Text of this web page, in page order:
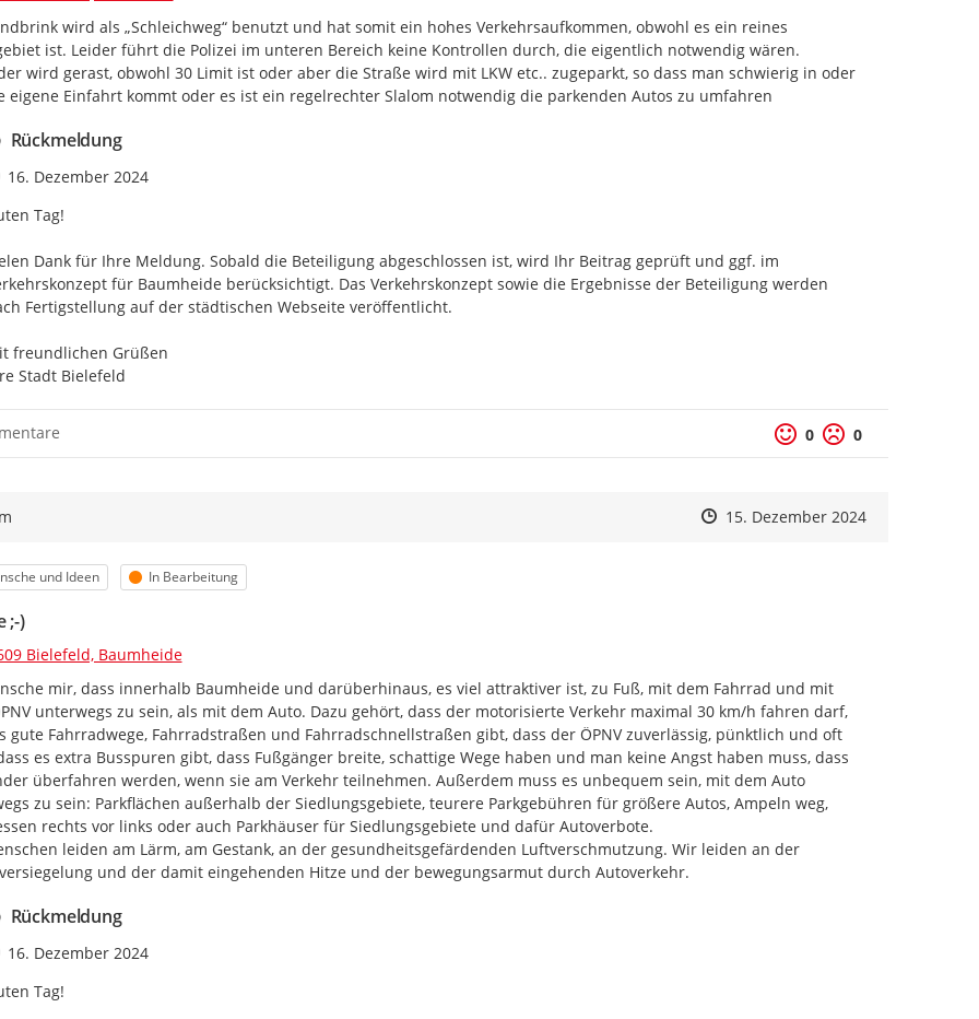
wird als „Schleichweg“ benutzt und hat somit ein hohes Verkehrsaufkommen, obwohl es ein reines
ist. Leider führt die Polizei im unteren Bereich keine Kontrollen durch, die eigentlich notwendig wären.
wird gerast, obwohl 30 Limit ist oder aber die Straße wird mit LKW etc.. zugeparkt, so dass man schwierig in oder
eigene Einfahrt kommt oder es ist ein regelrechter Slalom notwendig die parkenden Autos zu umfahren
Rückmeldung
Zeitpunkt des Erstellens
16. Dezember 2024
Tag!
Dank für Ihre Meldung. Sobald die Beteiligung abgeschlossen ist, wird Ihr Beitrag geprüft und ggf. im
für Baumheide berücksichtigt. Das Verkehrskonzept sowie die Ergebnisse der Beteiligung werden
Fertigstellung auf der städtischen Webseite veröffentlicht.
freundlichen Grüßen
Stadt Bielefeld
Positive Bewertung
0 Negative
0
Zeitpunkt des Erstellens
Zeitpunkt des Erstellens
15. Dezember 2024Zur Äußerung
und Ideen Status
In Bearbeitung
;-)
Bielefeld, Baumheide
mir, dass innerhalb Baumheide und darüberhinaus, es viel attraktiver ist, zu Fuß, mit dem Fahrrad und mit
unterwegs zu sein, als mit dem Auto. Dazu gehört, dass der motorisierte Verkehr maximal 30 km/h fahren darf,
gute Fahrradwege, Fahrradstraßen und Fahrradschnellstraßen gibt, dass der ÖPNV zuverlässig, pünktlich und oft
es extra Busspuren gibt, dass Fußgänger breite, schattige Wege haben und man keine Angst haben muss, dass
überfahren werden, wenn sie am Verkehr teilnehmen. Außerdem muss es unbequem sein, mit dem Auto
zu sein: Parkflächen außerhalb der Siedlungsgebiete, teurere Parkgebühren für größere Autos, Ampeln weg,
rechts vor links oder auch Parkhäuser für Siedlungsgebiete und dafür Autoverbote.
leiden am Lärm, am Gestank, an der gesundheitsgefärdenden Luftverschmutzung. Wir leiden an der
und der damit eingehenden Hitze und der bewegungsarmut durch Autoverkehr.
Rückmeldung
Zeitpunkt des Erstellens
16. Dezember 2024
Tag!